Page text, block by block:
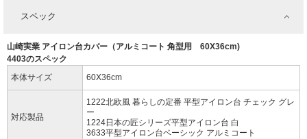
スペック
山崎実業 アイロン台カバー（アルミコート 角型用 60X36cm)
4403のスペック
本体サイズ
60X36cm
対応製品
1222北欧風 暮らしの定番 平型アイロン台 チェック グレ
ー
1224日本の匠シリーズ平型アイロン台 白
3633平型アイロン台ベーシック アルミコート